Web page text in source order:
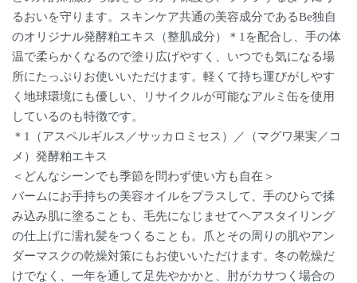
るおいを守ります。スキンケア共通の美容成分であるBe独自
のオリジナル発酵粕エキス（整肌成分）＊1を配合し、手の体
温で柔らかくなるので塗り広げやすく、いつでも気になる場
所にたっぷりお使いいただけます。軽くて持ち運びがしやす
く地球環境にも優しい、リサイクルが可能なアルミ缶を使用
しているのも特徴です。
＊1（アスペルギルス／サッカロミセス）／（マグワ果実／コ
メ）発酵粕エキス
＜どんなシーンでも季節を問わず使い方も自在＞
バームにお手持ちの美容オイルをプラスして、手のひらで揉
み込み肌に塗ることも、毛先になじませてヘアスタイリング
の仕上げに濡れ髪をつくることも。爪とその周りの肌やアン
ダーマスクの乾燥対策にもお使いいただけます。冬の乾燥だ
けでなく、一年を通して足先やかかと、肘がカサつく場合の